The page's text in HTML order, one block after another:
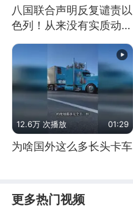
八国联合声明反复谴责以
色列！从来没有实质动
12.6万 次播放 01:29
为啥国外这么多长头卡车
更多热门视频